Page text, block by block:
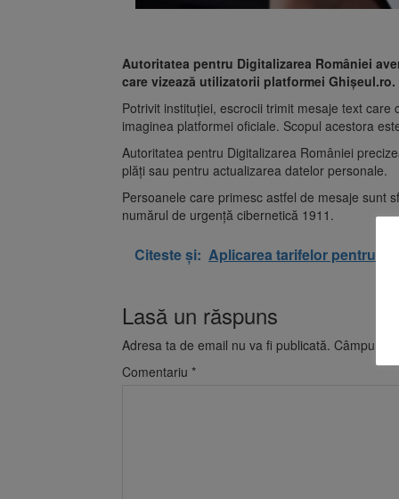
Autoritatea pentru Digitalizarea României
care vizează utilizatorii platformei Ghișeul.ro.
Potrivit instituției, escrocii trimit mesaje text
imaginea platformei oficiale. Scopul acestora
Autoritatea pentru Digitalizarea României
plăți sau pentru actualizarea datelor personale.
Persoanele care primesc astfel de mesaje sunt
numărul de urgență cibernetică 1911.
Citeste și: Aplicarea tarifelor pentru
Lasă un răspuns
Adresa ta de email nu va fi publicată. Câmpurile
Comentariu *